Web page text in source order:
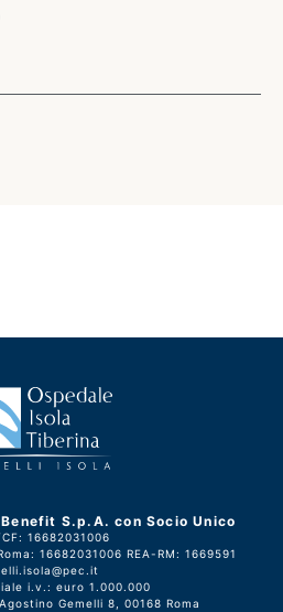
S.p.A. con Socio Unico
16682031006
16682031006 REA-RM: 1669591
i.v.: euro 1.000.000
Gemelli 8, 00168 Roma